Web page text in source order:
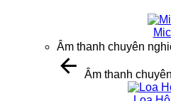
Âm thanh chuyên
Âm thanh